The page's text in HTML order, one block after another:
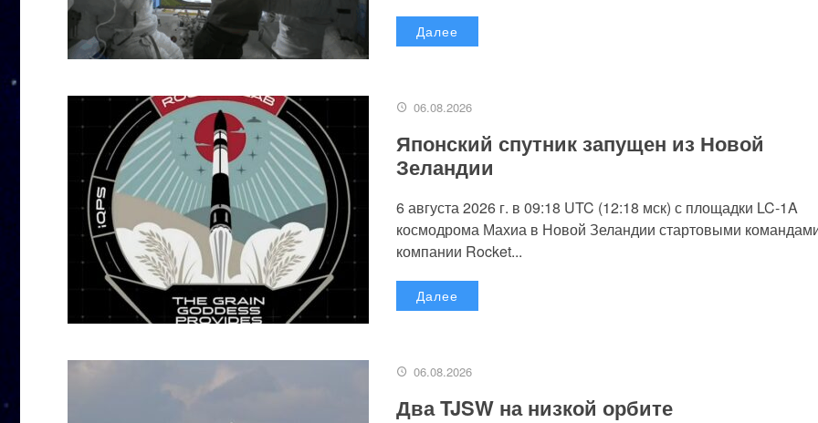
Далее
06.08.2026
Японский спутник запущен из Новой
Зеландии
6 августа 2026 г. в 09:18 UTC (12:18 мск) с площадки LC-1A
космодрома Махиа в Новой Зеландии стартовыми
компании Rocket...
Далее
06.08.2026
Два TJSW на низкой орбите